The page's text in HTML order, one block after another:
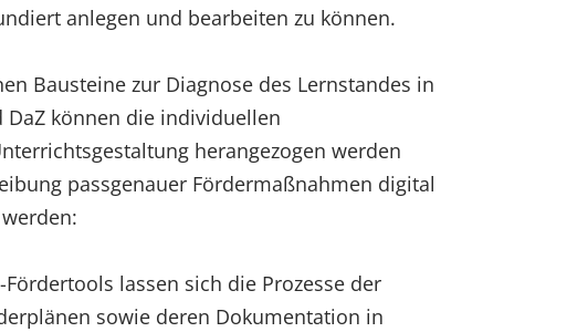
anlegen und bearbeiten zu können.
Bausteine zur Diagnose des Lernstandes in
können die individuellen
herangezogen werden
passgenauer Fördermaßnahmen digital
lassen sich die Prozesse der
sowie deren Dokumentation in